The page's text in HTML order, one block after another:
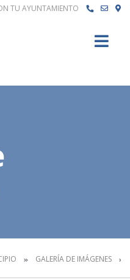
TU AYUNTAMIENTO
GALERÍA DE IMÁGENES